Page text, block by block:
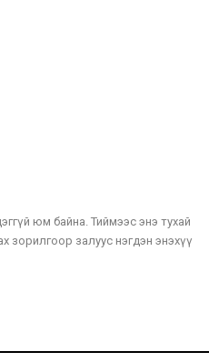
юм байна. Тиймээс энэ тухай
зорилгоор залуус нэгдэн энэхүү